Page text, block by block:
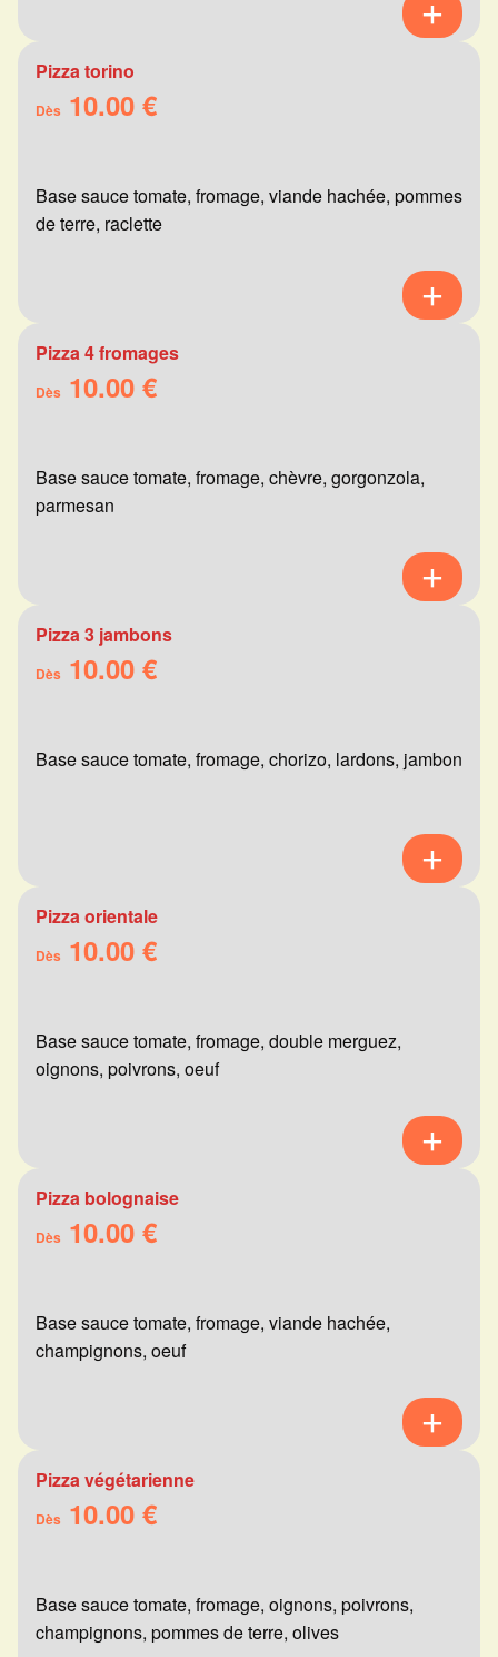
Pizza torino
Dès 10.00 €
Base sauce tomate, fromage, viande hachée, pommes
de terre, raclette
Pizza 4 fromages
Dès 10.00 €
Base sauce tomate, fromage, chèvre, gorgonzola,
parmesan
Pizza 3 jambons
Dès 10.00 €
Base sauce tomate, fromage, chorizo, lardons, jambon
Pizza orientale
Dès 10.00 €
Base sauce tomate, fromage, double merguez,
oignons, poivrons, oeuf
Pizza bolognaise
Dès 10.00 €
Base sauce tomate, fromage, viande hachée,
champignons, oeuf
Pizza végétarienne
Dès 10.00 €
Base sauce tomate, fromage, oignons, poivrons,
champignons, pommes de terre, olives